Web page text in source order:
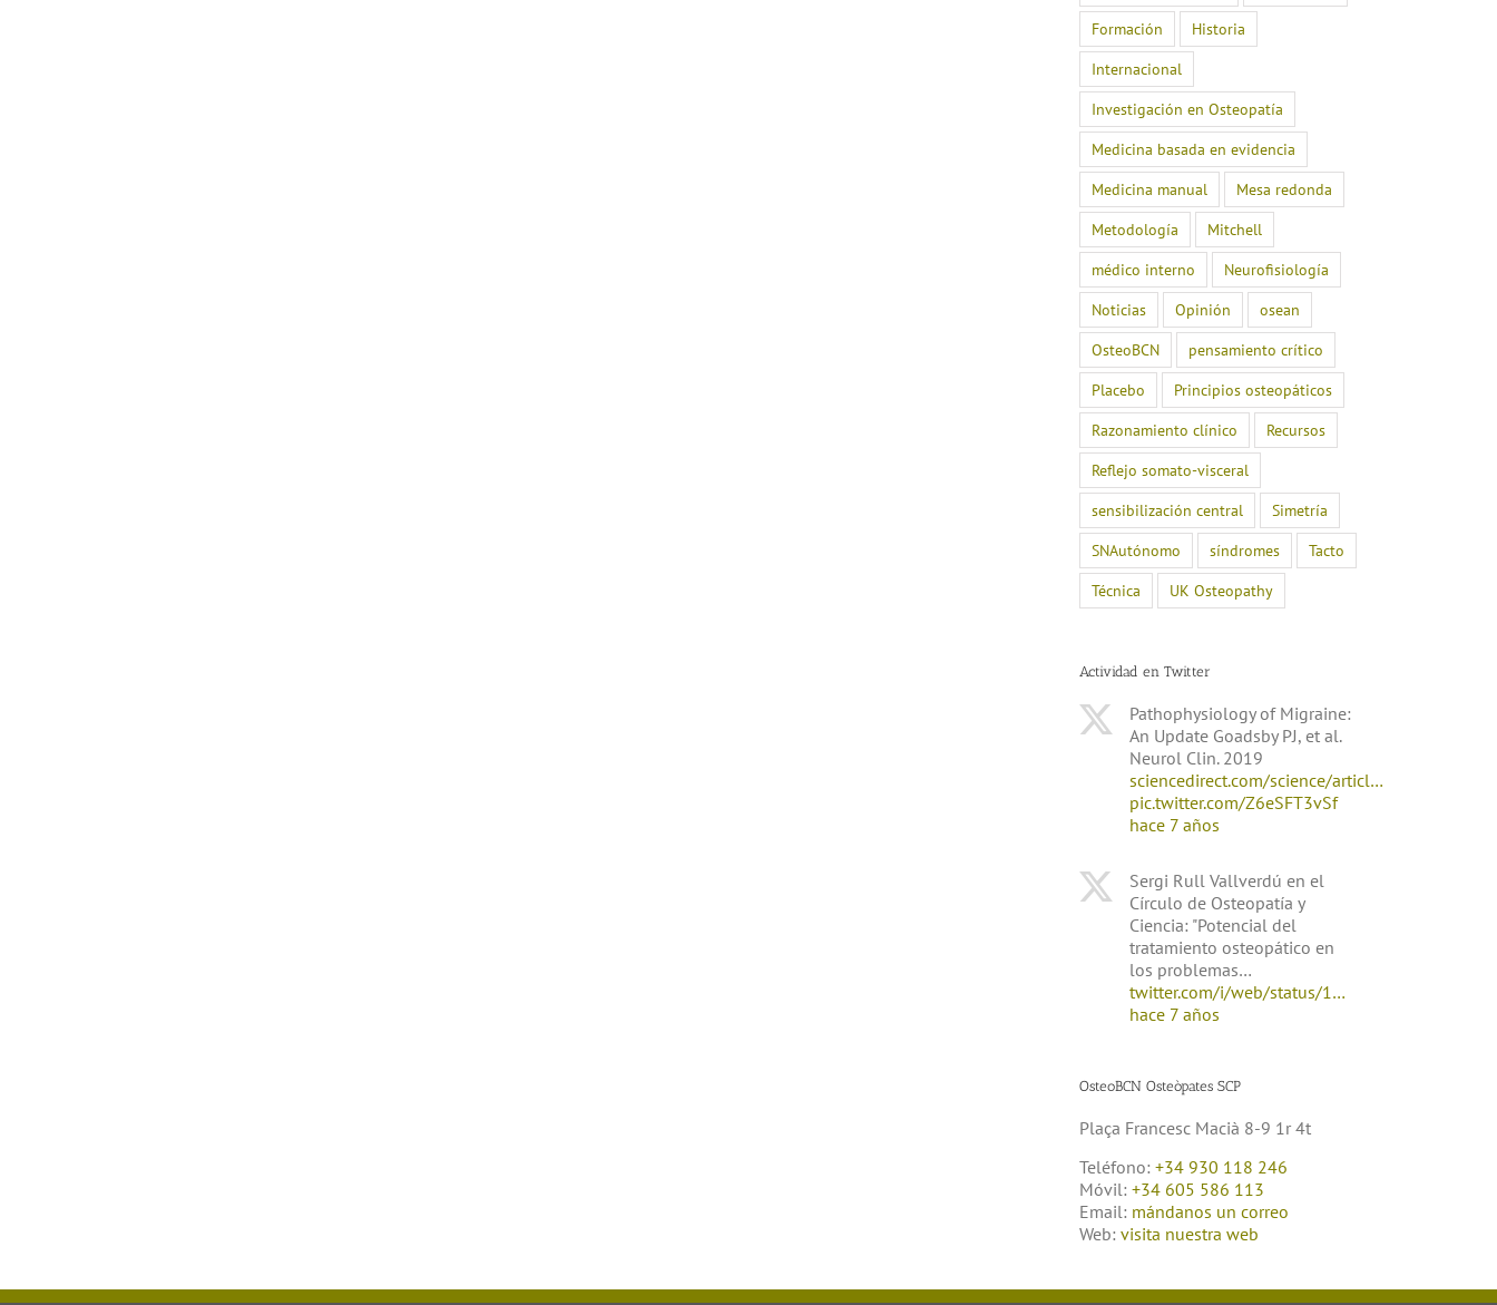
Formación
Historia
Internacional
Investigación en Osteopatía
Medicina basada en evidencia
Medicina manual
Mesa redonda
Metodología
Mitchell
médico interno
Neurofisiología
Noticias
Opinión
osean
OsteoBCN
pensamiento crítico
Placebo
Principios osteopáticos
Razonamiento clínico
Recursos
Reflejo somato-visceral
sensibilización central
Simetría
SNAutónomo
síndromes
Tacto
Técnica
UK Osteopathy
Actividad en Twitter
Pathophysiology of Migraine:
An Update Goadsby PJ, et al.
Neurol Clin. 2019
sciencedirect.com/science/articl…
pic.twitter.com/Z6eSFT3vSf
hace 7 años
Sergi Rull Vallverdú en el
Círculo de Osteopatía y
Ciencia: "Potencial del
tratamiento osteopático en
los problemas…
twitter.com/i/web/status/1…
hace 7 años
OsteoBCN Osteòpates SCP
Plaça Francesc Macià 8-9 1r 4t
Teléfono: +34 930 118 246
Móvil: +34 605 586 113
Email: mándanos un correo
Web: visita nuestra web